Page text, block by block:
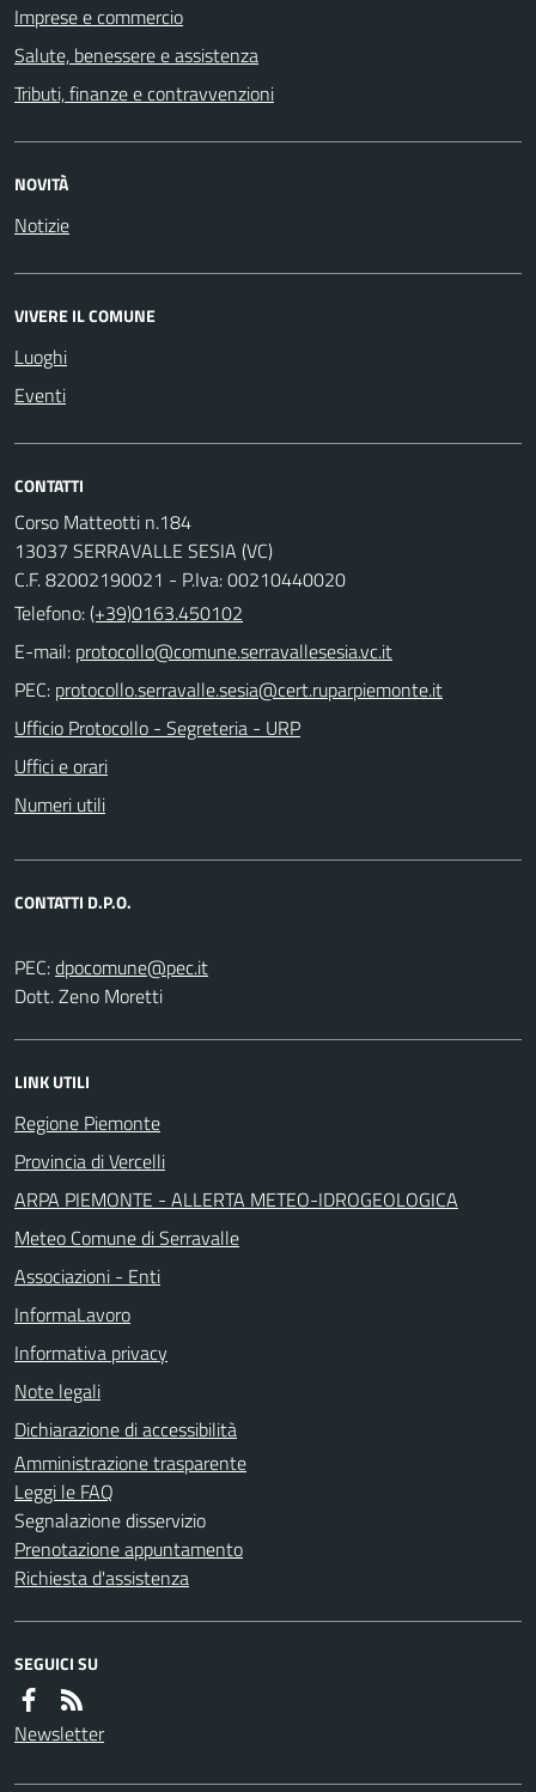
Imprese e commercio
Salute, benessere e assistenza
Tributi, finanze e contravvenzioni
NOVITÀ
Notizie
VIVERE IL COMUNE
Luoghi
Eventi
CONTATTI
Corso Matteotti n.184
13037 SERRAVALLE SESIA (VC)
C.F. 82002190021 - P.Iva: 00210440020
Telefono:(+39)0163.450102
E-mail:
PEC:
Ufficio Protocollo - Segreteria - URP
Uffici e orari
Numeri utili
CONTATTI D.P.O.
PEC:
Dott. Zeno Moretti
LINK UTILI
Regione Piemonte
Provincia di Vercelli
ARPA PIEMONTE - ALLERTA METEO-IDROGEOLOGICA
Meteo Comune di Serravalle
Associazioni - Enti
InformaLavoro
Informativa privacy
Note legali
Dichiarazione di accessibilità
Amministrazione trasparente
Leggi le FAQ
Segnalazione disservizio
Prenotazione appuntamento
Richiesta d'assistenza
SEGUICI SU
Newsletter